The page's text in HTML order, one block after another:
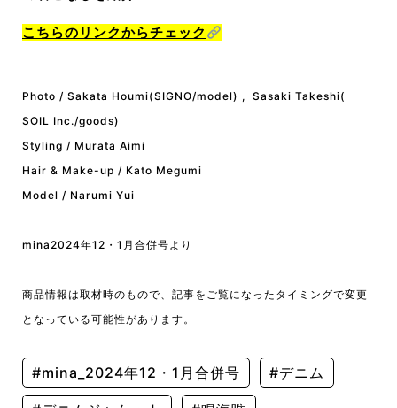
こちらのリンクからチェック
Photo / Sakata Houmi(SIGNO/model) , Sasaki Takeshi(
SOIL Inc./goods)
Styling / Murata Aimi
Hair & Make-up / Kato Megumi
Model / Narumi Yui
mina2024年12・1月合併号より
商品情報は取材時のもので、記事をご覧になったタイミングで変更
となっている可能性があります。
#mina_2024年12・1月合併号 #デニム